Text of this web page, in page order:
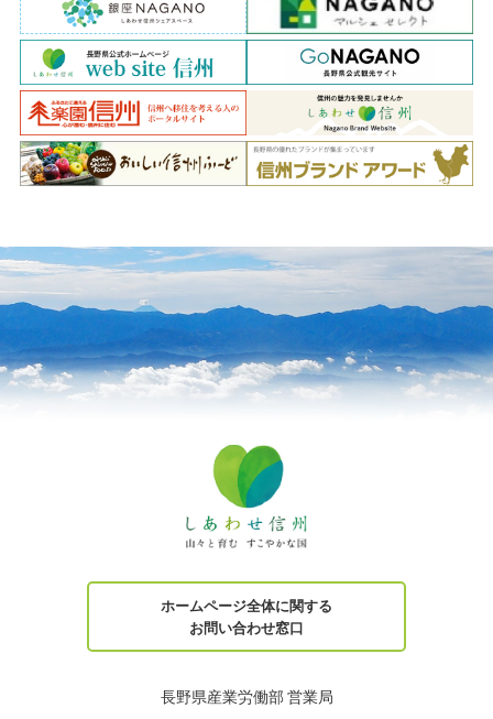
ホームページ全体に関する
お問い合わせ窓口
長野県産業労働部 営業局